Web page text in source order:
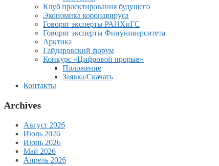
Клуб проектирования будущего
Экономика коронавируса
Говорят эксперты РАНХиГС
Говорят эксперты Финуниверситета
Арктика
Гайдаровский форум
Конкурс «Цифровой прорыв»
Положение
Заявка/Скачать
Контакты
Archives
Август 2026
Июль 2026
Июнь 2026
Май 2026
Апрель 2026